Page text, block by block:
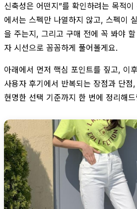
신축성은 어떤지”를 확인하려는 목적
에서는 스펙만 나열하지 않고, 스펙이
을 주는지, 그리고 구매 전에 꼭 봐야
자 시선으로 꼼꼼하게 풀어볼게요.
아래에서 먼저 핵심 포인트를 짚고, 이
사용자 후기에서 반복되는 장점과 단
현명한 선택 기준까지 한 번에 정리해드